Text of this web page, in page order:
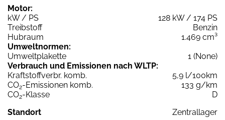
Motor:
kW / PS
128 kW / 174 PS
Treibstoff
Benzin
Hubraum
1.469 cm³
Umweltnormen:
Umweltplakette
1 (None)
Verbrauch und Emissionen nach WLTP:
Kraftstoffverbr. komb.
5,9 l/100km
CO2-Emissionen komb.
133 g/km
CO2-Klasse
D
Standort
Zentrallager